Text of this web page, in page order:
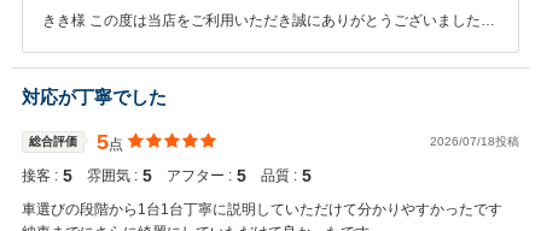
きき様 この度は当店をご利用いただき誠にありがとうございました。
対応が丁寧でした
総合評価 5点 2026/07/18投稿
接客 : 5 雰囲気 : 5 アフター : 5 品質 : 5
車選びの段階から1台1台丁寧に説明していただけて分かりやすかったです